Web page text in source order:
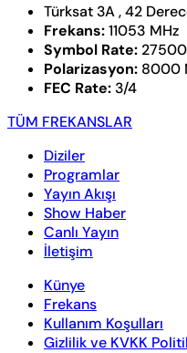
Türksat 3A , 42
Frekans:11053 MHz
Symbol Rate:
Polarizasyon: 8000
FEC Rate: 3/4
TÜM FREKANSLAR
Diziler
Programlar
Yayın Akışı
Show Haber
Canlı Yayın
İletişim
Künye
Frekans
Kullanım Koşulları
Gizlilik ve KVKK